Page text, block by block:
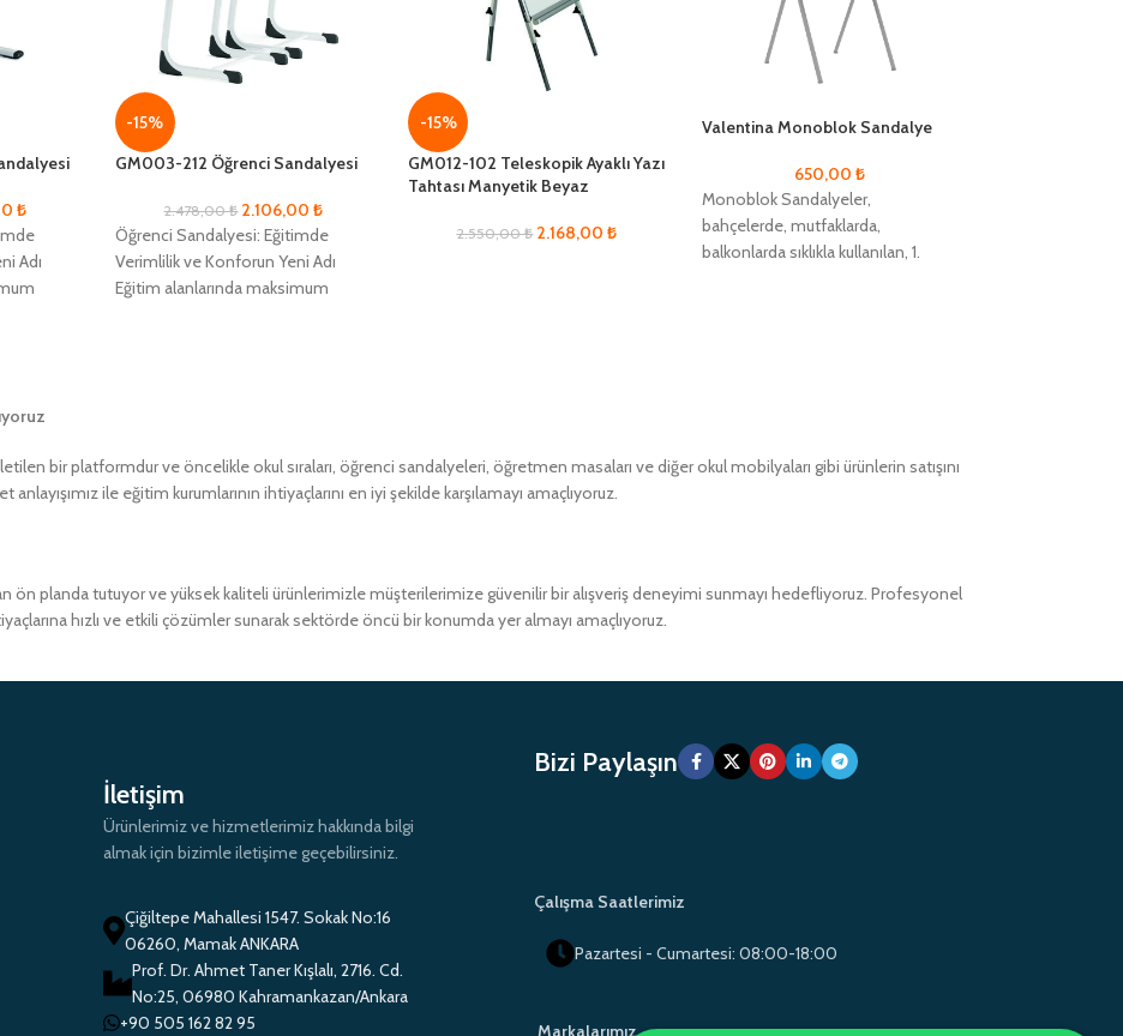
₺
Adı
-15%
GM003-212 Öğrenci Sandalyesi
2.478,00₺ 2.106,00₺
Öğrenci Sandalyesi: Eğitimde
Verimlilik ve Konforun Yeni Adı
Eğitim alanlarında maksimum
-15%
GM012-102 Teleskopik Ayaklı Yazı
Tahtası Manyetik Beyaz
2.550,00₺ 2.168,00₺
Valentina Monoblok Sandalye
650,00₺
Monoblok Sandalyeler,
bahçelerde, mutfaklarda,
balkonlarda sıklıkla kullanılan, 1.
bir platformdur ve öncelikle okul sıraları, öğrenci sandalyeleri, öğretmen masaları ve diğer okul mobilyaları gibi ürünlerin satışını
ile eğitim kurumlarının ihtiyaçlarını en iyi şekilde karşılamayı amaçlıyoruz.
planda tutuyor ve yüksek kaliteli ürünlerimizle müşterilerimize güvenilir bir alışveriş deneyimi sunmayı hedefliyoruz. Profesyonel
hızlı ve etkili çözümler sunarak sektörde öncü bir konumda yer almayı amaçlıyoruz.
İletişim
Çiğiltepe Mahallesi 1547. Sokak No:16
06260, Mamak ANKARA
Prof. Dr. Ahmet Taner Kışlalı, 2716. Cd.
No:25, 06980 Kahramankazan/Ankara
+90 505 162 82 95
Ürünlerimiz ve hizmetlerimiz hakkında bilgi
almak için bizimle iletişime geçebilirsiniz.
Bizi Paylaşın
Çalışma Saatlerimiz
Pazartesi - Cumartesi: 08:00-18:00
Markalarımız